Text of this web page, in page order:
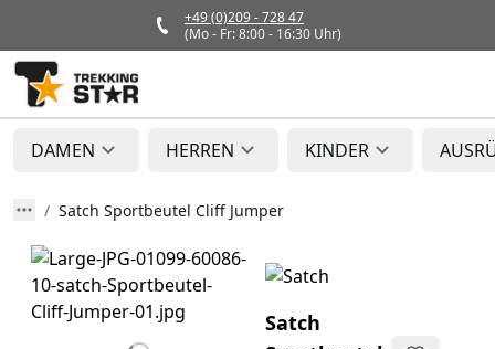
+49 (0)209 - 728 47
(Mo - Fr: 8:00 - 16:30 Uhr)
DAMEN HERREN KINDER
Satch Sportbeutel Cliff Jumper
Satch